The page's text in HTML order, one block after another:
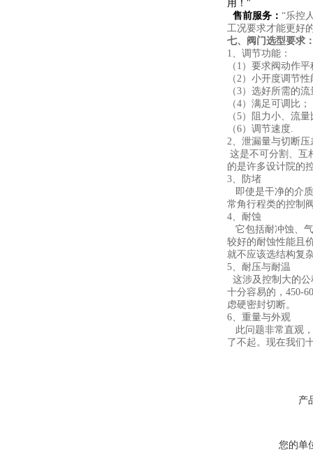
用！"
售前服务： “乐控
工况要求才能更好
七、阀门选型要求
1、调节功能：
（1）要求阀动作
（2）小开度调节
（3）选好所需的
（4）满足可调比；
（5）阻力小、流
（6）调节速度.
2、泄漏量与切断压
这是不可分割、互
的是许多设计院的
3、防堵
即使是干净的介
常角行程类的控制
4、耐蚀
它包括耐冲蚀、
较好的耐蚀性能且
就不应该选结构复
5、耐压与耐温
这涉及控制大的
十分容易的，450-
虑硬密封切断。
6、重量与外观
此问题非常直观
了不起。现在我们
产
您的单